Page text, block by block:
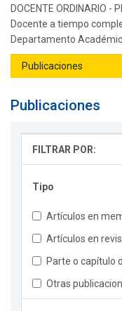
DOCENTE ORDINARIO -
Docente a tiempo
Departamento
Publicaciones
FILTRAR POR:
Tipo
Artículos en
Artículos en
Parte o capítulo
Otras